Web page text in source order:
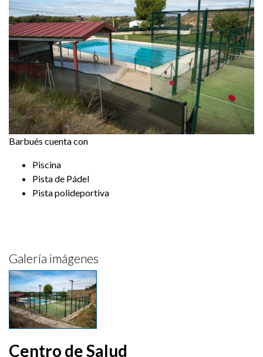
Barbués cuenta con
Piscina
Pista de Pádel
Pista polideportiva
Galería imágenes
Centro de Salud